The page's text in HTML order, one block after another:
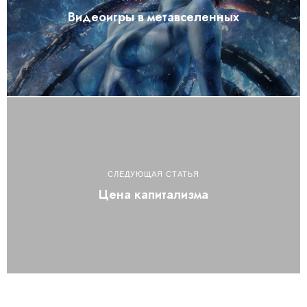
Видеоигры в метавселенных
СЛЕДУЮЩАЯ СТАТЬЯ
Цена капитализма